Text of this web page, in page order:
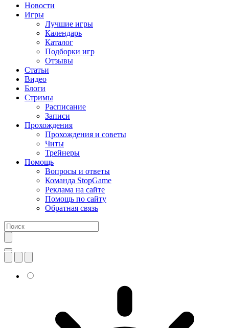
Новости
Игры
Лучшие игры
Календарь
Каталог
Подборки игр
Отзывы
Статьи
Видео
Блоги
Стримы
Расписание
Записи
Прохождения
Прохождения и советы
Читы
Трейнеры
Помощь
Вопросы и ответы
Команда StopGame
Реклама на сайте
Помощь по сайту
Обратная связь